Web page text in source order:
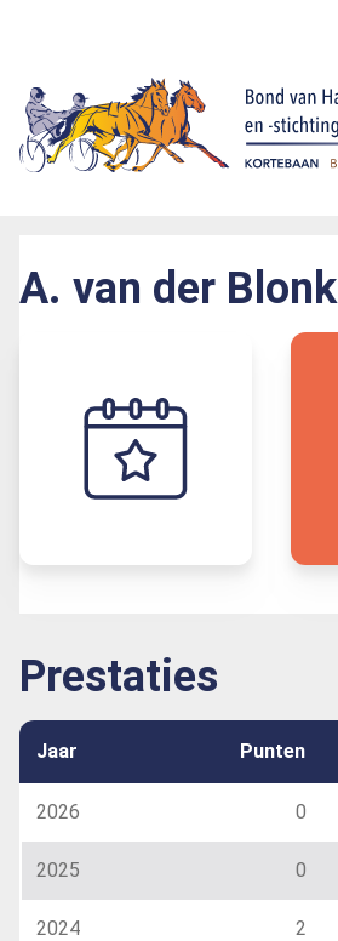
A. van der Blonk
Prestaties
Jaar Punten
2026 0
2025 0
2024 2